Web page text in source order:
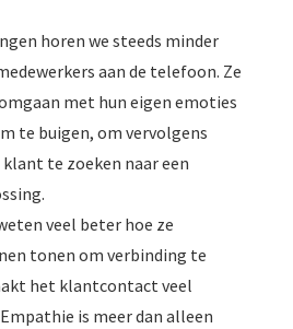
horen we steeds minder
aan de telefoon. Ze
met hun eigen emoties
te buigen, om vervolgens
te zoeken naar een
veel beter hoe ze
tonen om verbinding te
het klantcontact veel
is meer dan alleen